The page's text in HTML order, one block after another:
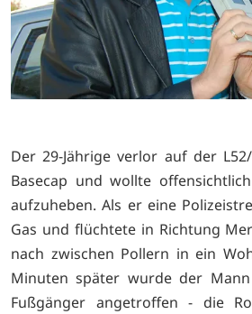
Der 29-Jährige verlor auf der
Basecap und wollte
aufzuheben. Als er eine
Gas und flüchtete in Richtung
nach zwischen Pollern in ein
Minuten später wurde der
Fußgänger angetroffen - die